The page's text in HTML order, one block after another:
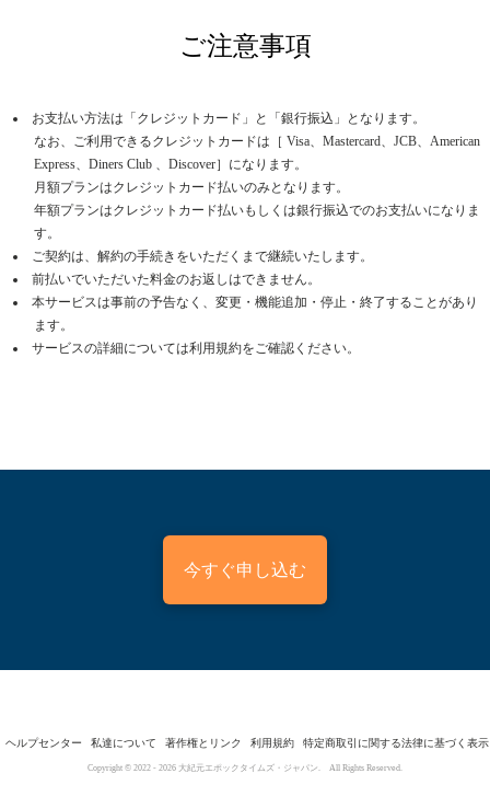
ご注意事項
お支払い方法は「クレジットカード」と「銀行振込」となります。
なお、ご利用できるクレジットカードは［ Visa、Mastercard、JCB、American
Express、Diners Club 、Discover］になります。
月額プランはクレジットカード払いのみとなります。
年額プランはクレジットカード払いもしくは銀行振込でのお支払いになりま
す。
ご契約は、解約の手続きをいただくまで継続いたします。
前払いでいただいた料金のお返しはできません。
本サービスは事前の予告なく、変更・機能追加・停止・終了することがあり
ます。
サービスの詳細については利用規約をご確認ください。
今すぐ申し込む
ヘルプセンター 私達について 著作権とリンク 利用規約 特定商取引に関する法律に基づく表示
Copyright © 2022 - 2026 大紀元エポックタイムズ・ジャパン. All Rights Reserved.